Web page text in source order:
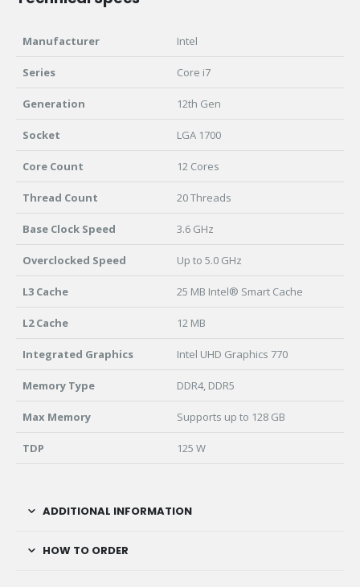
Manufacturer Intel
Series Core i7
Generation 12th Gen
Socket LGA 1700
Core Count 12 Cores
Thread Count 20 Threads
Base Clock Speed 3.6 GHz
Overclocked Speed Up to 5.0 GHz
L3 Cache 25 MB Intel® Smart Cache
L2 Cache 12 MB
Integrated Graphics Intel UHD Graphics 770
Memory Type DDR4, DDR5
Max Memory Supports up to 128 GB
TDP 125 W
ADDITIONAL INFORMATION
HOW TO ORDER